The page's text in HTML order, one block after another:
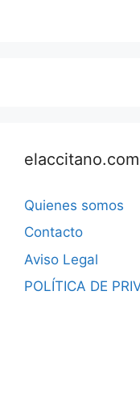
elaccitano.com
Quienes somos
Contacto
Aviso Legal
POLÍTICA DE